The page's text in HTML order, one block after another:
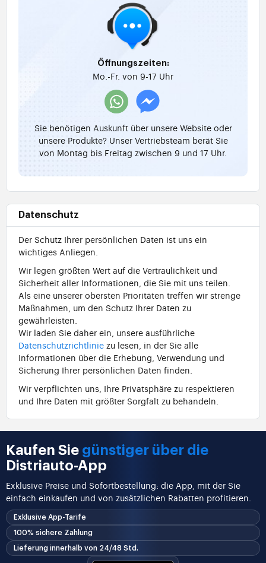
Öffnungszeiten:
Mo.-Fr. von 9-17 Uhr
Sie benötigen Auskunft über unsere Website oder
unsere Produkte? Unser Vertriebsteam berät Sie
von Montag bis Freitag zwischen 9 und 17 Uhr.
Datenschutz
Der Schutz Ihrer persönlichen Daten ist uns ein
wichtiges Anliegen.
Wir legen größten Wert auf die Vertraulichkeit und
Sicherheit aller Informationen, die Sie mit uns teilen.
Als eine unserer obersten Prioritäten treffen wir strenge
Maßnahmen, um den Schutz Ihrer Daten zu
gewährleisten.
Wir laden Sie daher ein, unsere ausführliche
Datenschutzrichtlinie zu lesen, in der Sie alle
Informationen über die Erhebung, Verwendung und
Sicherung Ihrer persönlichen Daten finden.
Wir verpflichten uns, Ihre Privatsphäre zu respektieren
und Ihre Daten mit größter Sorgfalt zu behandeln.
Kaufen Sie günstiger über die
Distriauto-App
Exklusive Preise und Sofortbestellung: die App, mit der Sie
einfach einkaufen und von zusätzlichen Rabatten profitieren.
Exklusive App-Tarife
100% sichere Zahlung
Lieferung innerhalb von 24/48 Std.